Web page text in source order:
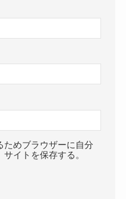
ためブラウザーに自分
イトを保存する。